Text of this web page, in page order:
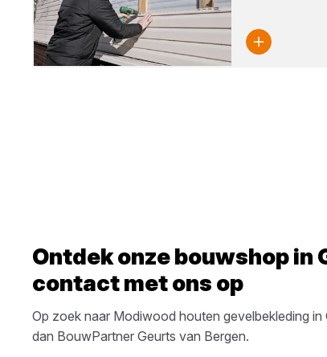
Ontdek onze bouwshop in
contact met ons op
Op zoek naar Modiwood houten gevelbekleding in
dan BouwPartner Geurts van Bergen.